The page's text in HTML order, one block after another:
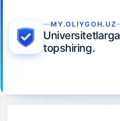
MY.OLIYGOH.UZ
Universitetlarga
topshiring.